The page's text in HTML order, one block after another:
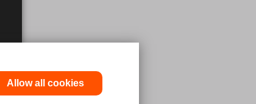
Allow all cookies